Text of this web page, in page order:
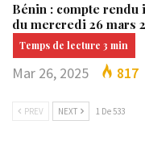
Bénin : compte
du mercredi 26 mars
Mar 26, 2025 817
PREV NEXT 1 De 533